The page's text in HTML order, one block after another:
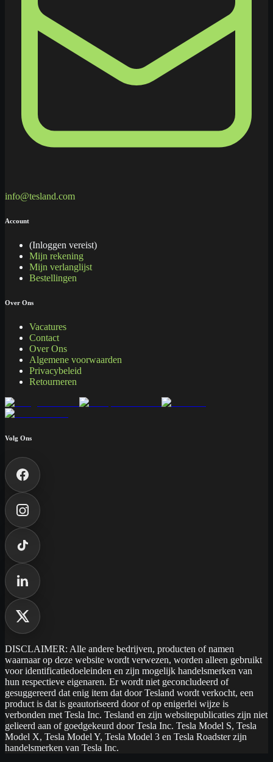
info@tesland.com
Account
(Inloggen vereist)
Mijn rekening
Mijn verlanglijst
Bestellingen
Over Ons
Vacatures
Contact
Over Ons
Algemene voorwaarden
Privacybeleid
Retourneren
Volg Ons
DISCLAIMER: Alle andere bedrijven, producten of namen
waarnaar op deze website wordt verwezen, worden alleen gebruikt
voor identificatiedoeleinden en zijn mogelijk handelsmerken van
hun respectieve eigenaren. Er wordt niet geconcludeerd of
gesuggereerd dat enig item dat door Tesland wordt verkocht, een
product is dat is geautoriseerd door of op enigerlei wijze is
verbonden met Tesla Inc. Tesland en zijn websitepublicaties zijn niet
gelieerd aan of goedgekeurd door Tesla Inc. Tesla Model S, Tesla
Model X, Tesla Model Y, Tesla Model 3 en Tesla Roadster zijn
handelsmerken van Tesla Inc.